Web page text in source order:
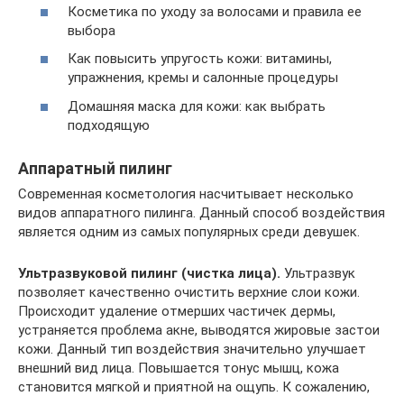
Косметика по уходу за волосами и правила ее
выбора
Как повысить упругость кожи: витамины,
упражнения, кремы и салонные процедуры
Домашняя маска для кожи: как выбрать
подходящую
Аппаратный пилинг
Современная косметология насчитывает несколько
видов аппаратного пилинга. Данный способ воздействия
является одним из самых популярных среди девушек.
Ультразвуковой пилинг (чистка лица). Ультразвук
позволяет качественно очистить верхние слои кожи.
Происходит удаление отмерших частичек дермы,
устраняется проблема акне, выводятся жировые застои
кожи. Данный тип воздействия значительно улучшает
внешний вид лица. Повышается тонус мышц, кожа
становится мягкой и приятной на ощупь. К сожалению,